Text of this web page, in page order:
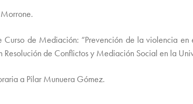
de Mediación: “Prevención de la violencia
Resolución de Conflictos y Mediación Social en la
a Pilar Munuera Gómez.